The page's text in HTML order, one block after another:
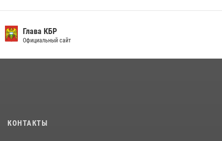
округе Росгвардии
09 июля 2026, 08:36
Глава КБР
Официальный сайт
КОНТАКТЫ